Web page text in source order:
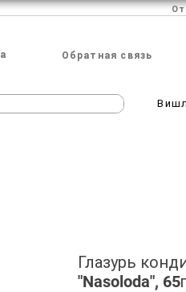
Обратная связь
Глазурь
"Nasoloda", 65г